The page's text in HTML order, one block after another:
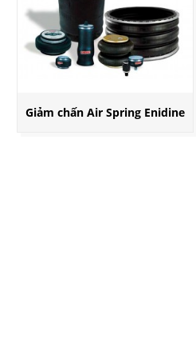
Giảm chấn Air Spring Enidine